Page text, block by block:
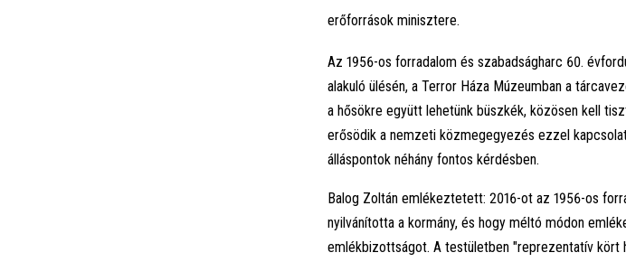
erőforrások minisztere.
Az 1956-os forradalom és szabadságharc 60.
alakuló ülésén, a Terror Háza Múzeumban a
a hősökre együtt lehetünk büszkék, közösen kell
erősödik a nemzeti közmegegyezés ezzel
álláspontok néhány fontos kérdésben.
Balog Zoltán emlékeztetett: 2016-ot az 1956-os
nyilvánította a kormány, és hogy méltó módon
emlékbizottságot. A testületben "reprezentatív kört